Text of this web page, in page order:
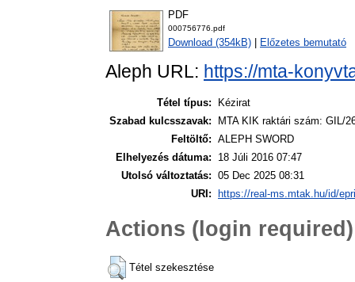
PDF
000756776.pdf
Download (354kB) Előzetes bemutató
Aleph URL: https://mta-
Tétel típus:
Kézirat
Szabad kulcsszavak:
MTA KIK raktári szám: GIL/
Feltöltő: ALEPH SWORD
Elhelyezés dátuma:
18 Júli 2016 07:47
Utolsó változtatás: 05 Dec 2025 08:31
URI:
https://real-ms.mtak.hu/id/
Actions (login required)
Tétel szekesztése